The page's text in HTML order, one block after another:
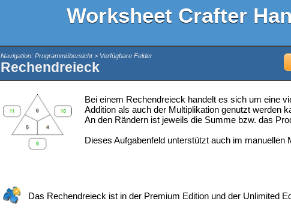
Worksheet Crafter
Navigation: Programmübersicht > Verfügbare Felder
Rechendreieck
Bei einem Rechendreieck handelt es sich um eine
Addition als auch der Multiplikation genutzt werden
An den Rändern ist jeweils die Summe bzw. das
Dieses Aufgabenfeld unterstützt auch im
Das Rechendreieck ist in der Premium Edition und der Unlimited